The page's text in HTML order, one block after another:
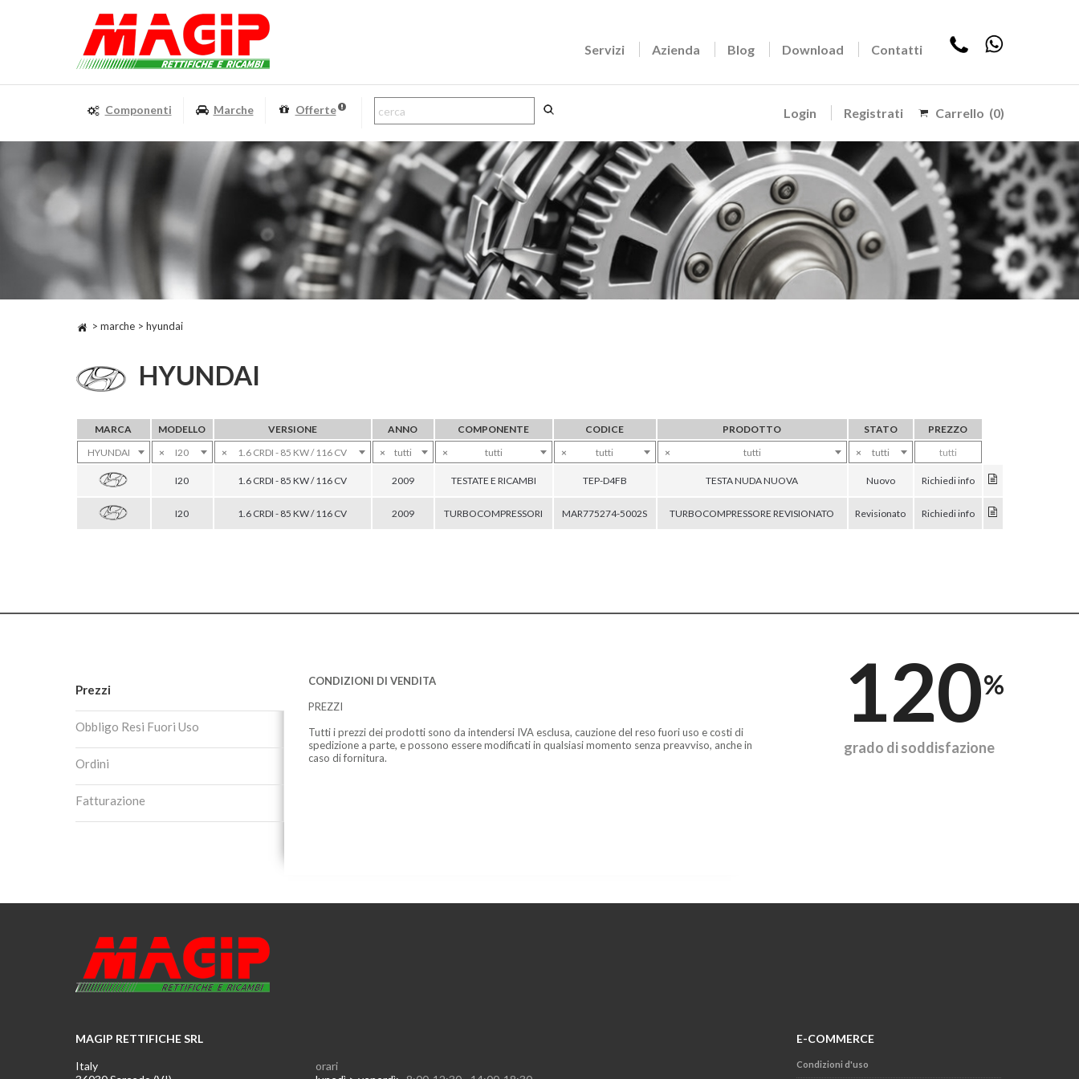
Servizi Azienda Blog Download Contatti
Login Registrati Carrello (0)
Componenti Marche Offerte
> marche > hyundai
HYUNDAI
MARCA MODELLO VERSIONE ANNO COMPONENTE CODICE PRODOTTO STATO
PREZZO
HYUNDAI
× I20 × 1.6 CRDI - 85 KW / 116 CV × tutti × tutti × tutti × tutti × tutti tutti
I20 1.6 CRDI - 85 KW / 116 CV 2009 TESTATE E RICAMBI TEP-D4FB TESTA NUDA NUOVA Nuovo Richiedi info
I20 1.6 CRDI - 85 KW / 116 CV 2009 TURBOCOMPRESSORI MAR775274-5002S TURBOCOMPRESSORE REVISIONATO Revisionato Richiedi info
Prezzi
Obbligo Resi Fuori Uso
Ordini
Fatturazione
CONDIZIONI DI VENDITA
PREZZI
Tutti i prezzi dei prodotti sono da intendersi IVA esclusa, cauzione del reso fuori uso e costi di
spedizione a parte, e possono essere modificati in qualsiasi momento senza preavviso, anche in
caso di fornitura.
120%
grado di soddisfazione
MAGIP RETTIFICHE SRL
Italy
orari
E-COMMERCE
Condizioni d'uso